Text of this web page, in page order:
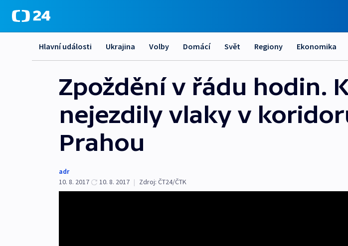
Hlavní události Ukrajina Volby Domácí Svět Regiony Ekonomika
Zpoždění v řádu hodin.
nejezdily vlaky v
Prahou
adr
10. 8. 2017
10. 8. 2017 | Zdroj: ČT24/ČTK